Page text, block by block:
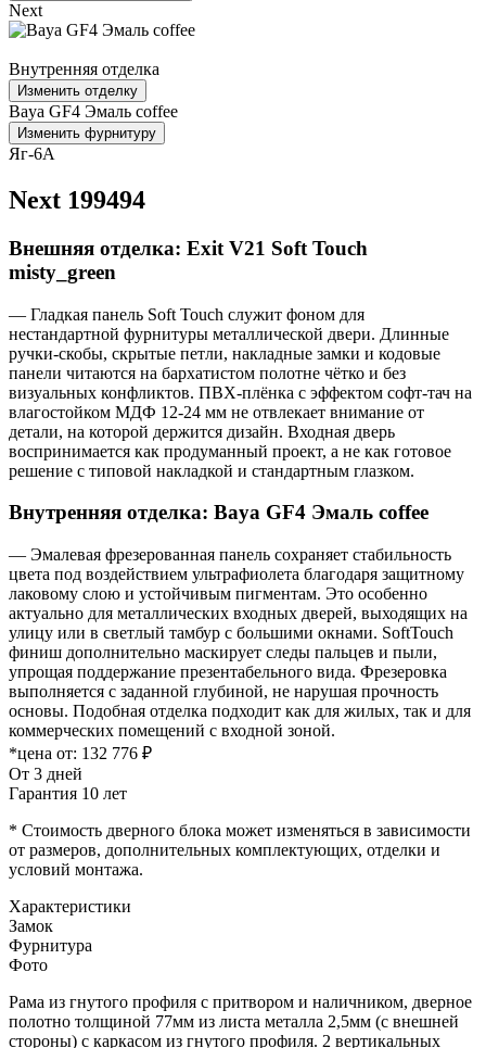
Next
Внутренняя отделка
Изменить отделку
Baya GF4 Эмаль coffee
Изменить фурнитуру
Яг-6А
Next 199494
Внешняя отделка: Exit V21 Soft Touch
misty_green
— Гладкая панель Soft Touch служит фоном для
нестандартной фурнитуры металлической двери. Длинные
ручки-скобы, скрытые петли, накладные замки и кодовые
панели читаются на бархатистом полотне чётко и без
визуальных конфликтов. ПВХ-плёнка с эффектом софт-тач на
влагостойком МДФ 12-24 мм не отвлекает внимание от
детали, на которой держится дизайн. Входная дверь
воспринимается как продуманный проект, а не как готовое
решение с типовой накладкой и стандартным глазком.
Внутренняя отделка: Baya GF4 Эмаль coffee
— Эмалевая фрезерованная панель сохраняет стабильность
цвета под воздействием ультрафиолета благодаря защитному
лаковому слою и устойчивым пигментам. Это особенно
актуально для металлических входных дверей, выходящих на
улицу или в светлый тамбур с большими окнами. SoftTouch
финиш дополнительно маскирует следы пальцев и пыли,
упрощая поддержание презентабельного вида. Фрезеровка
выполняется с заданной глубиной, не нарушая прочность
основы. Подобная отделка подходит как для жилых, так и для
коммерческих помещений с входной зоной.
*цена от: 132 776 ₽
От 3 дней
Гарантия 10 лет
* Стоимость дверного блока может изменяться в зависимости
от размеров, дополнительных комплектующих, отделки и
условий монтажа.
Характеристики
Замок
Фурнитура
Фото
Рама из гнутого профиля с притвором и наличником, дверное
полотно толщиной 77мм из листа металла 2,5мм (с внешней
стороны) c каркасом из гнутого профиля. 2 вертикальных